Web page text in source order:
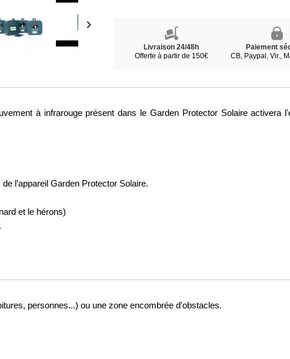

Livraison 24/48h
Offerte à partir de 150€
Paiement
CB, Paypal, Vir.,
à infrarouge présent dans le Garden Protector Solaire activera
l'appareil Garden Protector Solaire.
et le hérons)
personnes...) ou une zone encombrée d'obstacles.